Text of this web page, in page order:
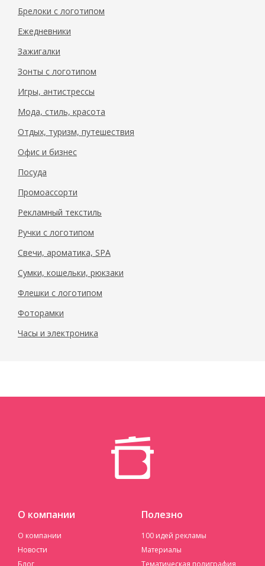
голубой
арт.
11232303_a
Брелоки с логотипом
Ежедневники
Зажигалки
Зонты с логотипом
Игры, антистрессы
Мода, стиль, красота
Отдых, туризм, путешествия
Офис и бизнес
Посуда
Промоассорти
Рекламный текстиль
Ручки с логотипом
Свечи, ароматика, SPA
Сумки, кошельки, рюкзаки
Флешки с логотипом
Фоторамки
Часы и электроника
О компании
О компании
Новости
Блог
Полезно
100 идей рекламы
Материалы
Тематическая полиграфия